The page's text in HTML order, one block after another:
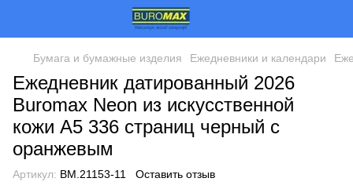
Бумага и бумажные изделия Ежедневники и календари
Ежедневник датированный 2026
Buromax Neon из искусственной
кожи А5 336 страниц черный с
оранжевым
Артикул: BM.21153-11 Оставить отзыв